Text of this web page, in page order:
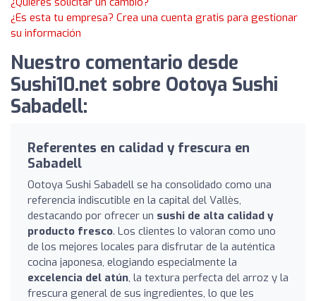
¿Es esta tu empresa? Crea una cuenta gratis para gestionar
su información
Nuestro comentario desde
Sushi10.net sobre Ootoya Sushi
Sabadell:
Referentes en calidad y frescura en
Sabadell
Ootoya Sushi Sabadell se ha consolidado como una
referencia indiscutible en la capital del Vallès,
destacando por ofrecer un sushi de alta calidad y
producto fresco. Los clientes lo valoran como uno
de los mejores locales para disfrutar de la auténtica
cocina japonesa, elogiando especialmente la
excelencia del atún, la textura perfecta del arroz y la
frescura general de sus ingredientes, lo que les